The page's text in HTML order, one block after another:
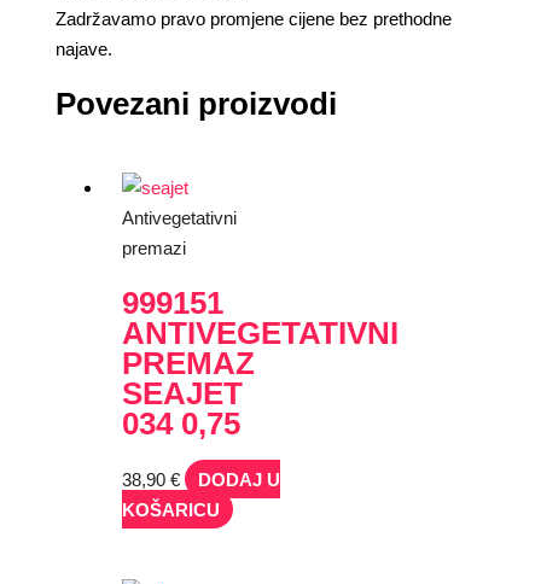
Zadržavamo pravo promjene cijene bez prethodne
najave.
Povezani proizvodi
Antivegetativni
premazi
999151
ANTIVEGETATIVNI
PREMAZ
SEAJET
034 0,75
38,90€
DODAJ U
KOŠARICU